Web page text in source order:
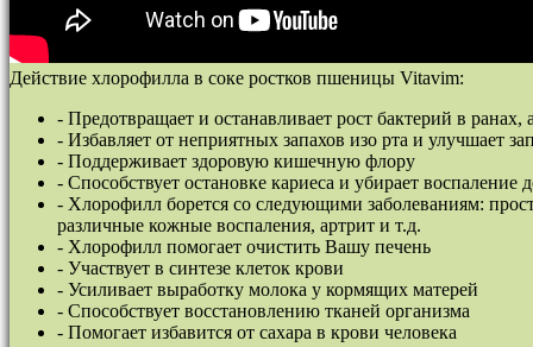
Действие хлорофилла в соке ростков пшеницы Vitavim:
- Предотвращает и останавливает рост бактерий в
- Избавляет от неприятных запахов изо рта и улучшает
- Поддерживает здоровую кишечную флору
- Способствует остановке кариеса и убирает воспаление
- Хлорофилл борется со следующими заболеваниям:
различные кожные воспаления, артрит и т.д.
- Хлорофилл помогает очистить Вашу печень
- Участвует в синтезе клеток крови
- Усиливает выработку молока у кормящих матерей
- Способствует восстановлению тканей организма
- Помогает избавится от сахара в крови человека